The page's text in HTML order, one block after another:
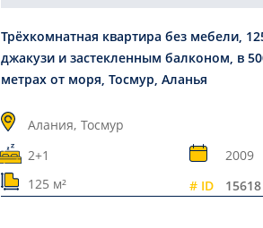
Трёхкомнатная квартира без мебели,
джакузи и застекленным балконом, в
метрах от моря, Тосмур, Аланья
Алания, Тосмур
2+1
2009
125 м²
# ID 15618